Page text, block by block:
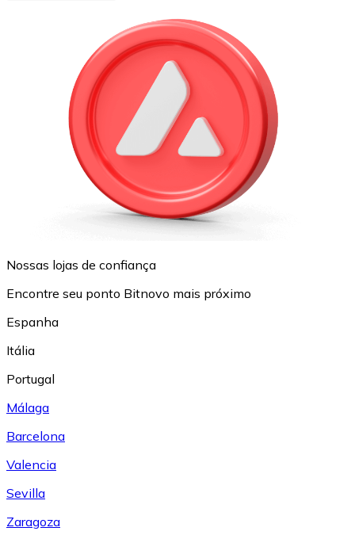
Nossas lojas de confiança
Encontre seu ponto Bitnovo mais próximo
Espanha
Itália
Portugal
Málaga
Barcelona
Valencia
Sevilla
Zaragoza